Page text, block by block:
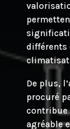
différents
De plus,
procuré
contribue
agréable